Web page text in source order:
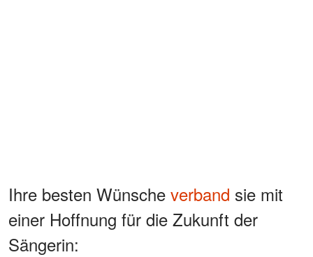
Ihre besten Wünsche verband sie mit
einer Hoffnung für die Zukunft der
Sängerin: